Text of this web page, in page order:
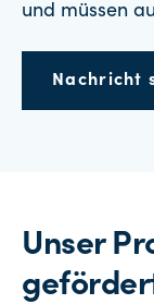
und müssen
Nachricht
Unser